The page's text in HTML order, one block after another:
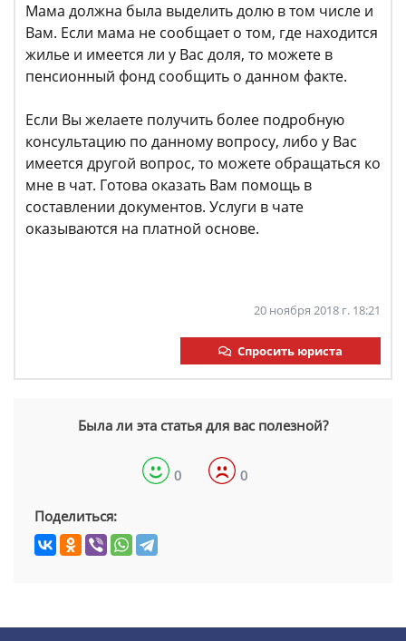
Мама должна была выделить долю в том числе и
Вам. Если мама не сообщает о том, где находится
жилье и имеется ли у Вас доля, то можете в
пенсионный фонд сообщить о данном факте.
Если Вы желаете получить более подробную
консультацию по данному вопросу, либо у Вас
имеется другой вопрос, то можете обращаться ко
мне в чат. Готова оказать Вам помощь в
составлении документов. Услуги в чате
оказываются на платной основе.
20 ноября 2018 г. 18:21
Спросить юриста
Была ли эта статья для вас полезной?
0 0
Поделиться: